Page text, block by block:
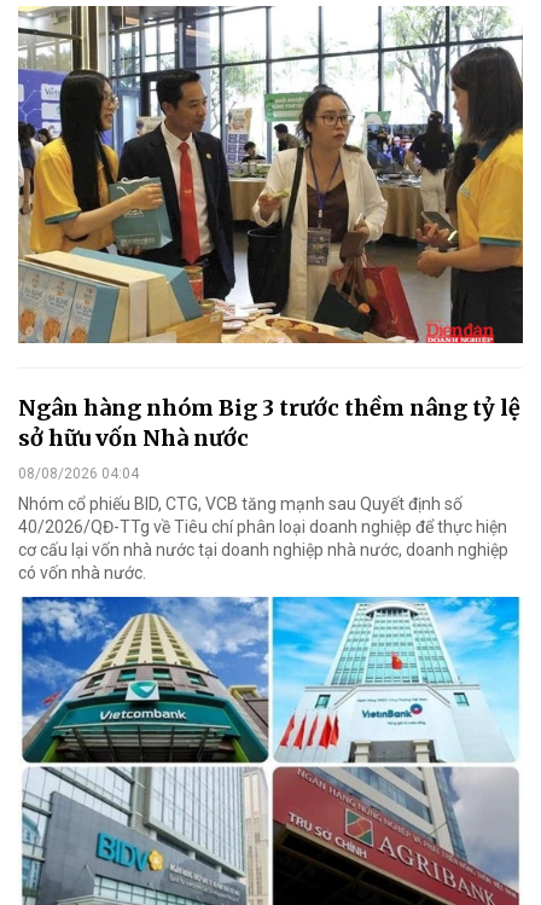
Ngân hàng nhóm Big 3 trước thềm nâng tỷ lệ
sở hữu vốn Nhà nước
08/08/2026 04:04
Nhóm cổ phiếu BID, CTG, VCB tăng mạnh sau Quyết định số
40/2026/QĐ-TTg về Tiêu chí phân loại doanh nghiệp để thực hiện
cơ cấu lại vốn nhà nước tại doanh nghiệp nhà nước, doanh nghiệp
có vốn nhà nước.